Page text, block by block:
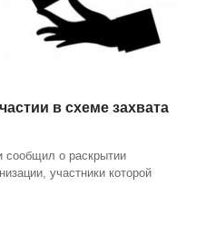
в схеме захвата
сообщил о раскрытии
участники которой